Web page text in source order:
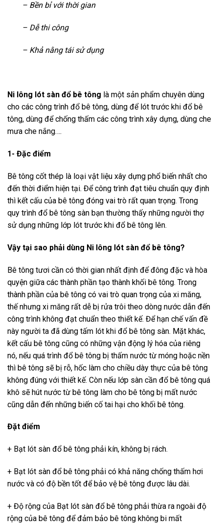
– Bền bỉ với thời gian
– Dễ thi công
– Khả nằng tái sử dụng
Ni lông lót sàn đổ bê tông là một sản phẩm chuyên dùng
cho các công trình đổ bê tông, dùng để lót trước khi đổ bê
tông, dùng để chống thấm các công trình xây dựng, dùng che
mưa che nắng….
1- Đặc điểm
Bê tông cốt thép là loại vật liệu xây dựng phổ biến nhất cho
đến thời điểm hiện tại. Để công trình đạt tiêu chuẩn quy định
thì kết cấu của bê tông đóng vai trò rất quan trọng. Trong
quy trình đổ bê tông sàn bạn thường thấy những người thợ
sử dụng những lớp lót trước khi đổ bê tông lên.
Vậy tại sao phải dùng Ni lông lót sàn đổ bê tông?
Bê tông tươi cần có thời gian nhất định để đông đặc và hòa
quyện giữa các thành phần tạo thành khối bê tông. Trong
thành phần của bê tông có vai trò quan trọng của xi măng,
thế nhưng xi măng rất dễ bị rửa trôi theo dòng nước dẫn đến
công trình không đạt chuẩn theo thiết kế. Để hạn chế vấn đề
này người ta đã dùng tấm lót khi đổ bê tông sàn. Mặt khác,
kết cấu bê tông cũng có những vận động lý hóa của riêng
nó, nếu quá trình đổ bê tông bị thấm nước từ móng hoặc nền
thì bê tông sẽ bị rỗ, hốc làm cho chiều dày thực của bê tông
không đúng với thiết kế. Còn nếu lớp sàn cần đổ bê tông quá
khô sẽ hút nước từ bê tông làm cho bê tông bị mất nước
cũng dẫn đến những biến cố tai hại cho khối bê tông.
Đặt điểm
+ Bạt lót sàn đổ bê tông phải kín, không bị rách.
+ Bạt lót sàn đổ bê tông phải có khả năng chống thấm hơi
nước và có độ bền tốt để bảo vệ bê tông được lâu dài.
+ Độ rộng của Bạt lót sàn đổ bê tông phải thừa ra ngoài độ
rộng của bê tông để đảm bảo bê tông không bi mất